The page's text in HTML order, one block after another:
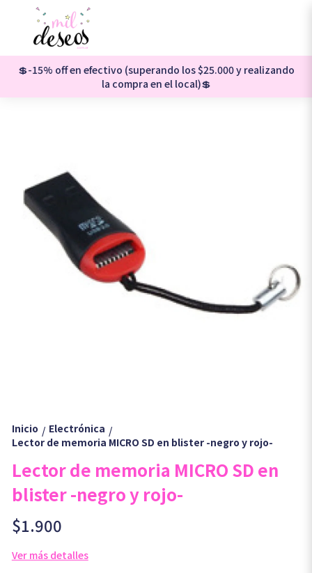
💲-15% off en efectivo (superando los $25.000 y realizando
la compra en el local)💲
Inicio / Electrónica /
Lector de memoria MICRO SD en blister -negro y rojo-
Lector de memoria MICRO SD en
blister -negro y rojo-
$1.900
Ver más detalles